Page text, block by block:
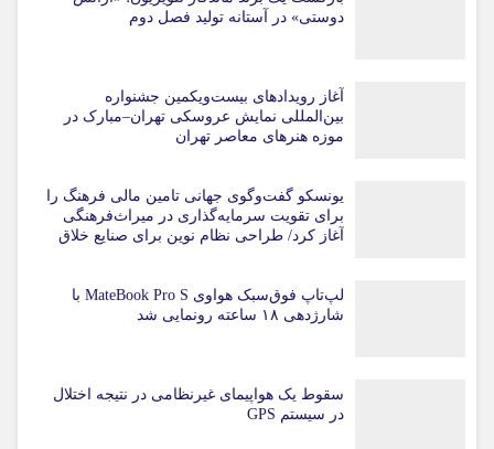
دوستی» در آستانه تولید فصل دوم
آغاز رویدادهای بیست‌ویکمین جشنواره
بین‌المللی نمایش عروسکی تهران–مبارک در
موزه هنرهای معاصر تهران
یونسکو گفت‌وگوی جهانی تامین مالی فرهنگ را
برای تقویت سرمایه‌گذاری در میراث‌فرهنگی
آغاز کرد/ طراحی نظام نوین برای صنایع خلاق
لپ‌تاپ فوق‌سبک هواوی MateBook Pro S با
شارژدهی ۱۸ ساعته رونمایی شد
سقوط یک هواپیمای غیرنظامی در نتیجه اختلال
در سیستم‌ GPS